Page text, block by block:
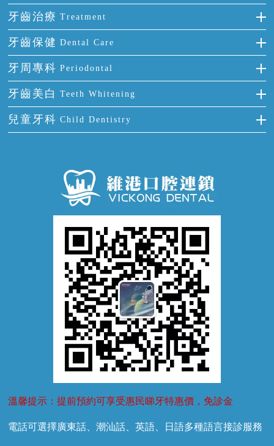
門牙缺失
多顆牙缺失
半口缺失
全口缺失
前牙反頜
牙齒擁擠
牙齒前突
牙齒稀疏
全瓷牙
烤瓷牙
氟斑牙
四環素牙
活動假牙
牙貼面
牙齒治療 Treatment
補牙
智齒
根管治療
拔牙
牙痛
牙齒保健 Dental Care
正確刷牙
全國愛牙日
預防牙病
牙科通識
牙周專科 Periodontal
牙周炎
牙齦出血
牙齦炎
牙齦萎縮
牙齒美白 Teeth Whitening
冷光美白
兒童牙科 Child Dentistry
溫馨提示：提前預約可享受惠民睇牙特惠價，免診金
電話可選擇廣東話、潮汕話、英語、日語多種語言接診服務